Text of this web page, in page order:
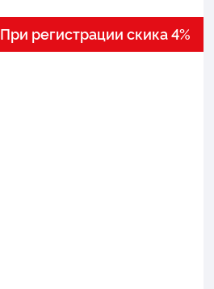
При регистрации скика 4%